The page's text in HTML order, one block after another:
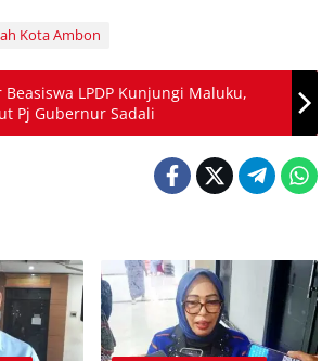
Kota Ambon
LPDP Kunjungi Maluku,
Pj Gubernur Sadali